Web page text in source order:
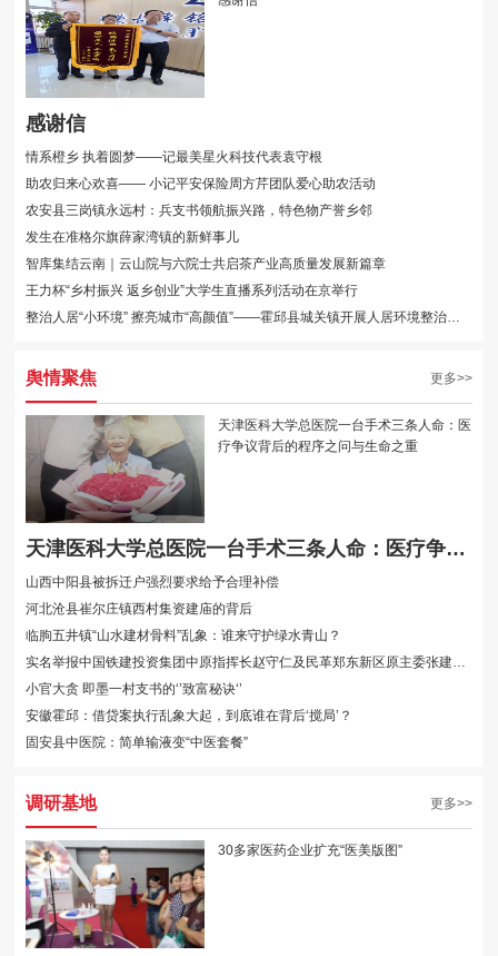
感谢信
情系橙乡 执着圆梦——记最美星火科技代表袁守根
助农归来心欢喜—— 小记平安保险周方芹团队爱心助农活动
农安县三岗镇永远村：兵支书领航振兴路，特色物产誉乡邻
发生在准格尔旗薛家湾镇的新鲜事儿
智库集结云南｜云山院与六院士共启茶产业高质量发展新篇章
王力杯“乡村振兴 返乡创业”大学生直播系列活动在京举行
舆情聚焦 更多>>
天津医科大学总医院一台手术三条人命：医
疗争议背后的程序之问与生命之重
天津医科大学总医院一台手术三条人命：医疗争议背后的程序之问与生命之重
山西中阳县被拆迁户强烈要求给予合理补偿
河北沧县崔尔庄镇西村集资建庙的背后
临朐五井镇“山水建材骨料”乱象：谁来守护绿水青山？
小官大贪 即墨一村支书的‘’致富秘诀‘’
安徽霍邱：借贷案执行乱象大起，到底谁在背后‘搅局’？
固安县中医院：简单输液变“中医套餐”
调研基地 更多>>
30多家医药企业扩充“医美版图”